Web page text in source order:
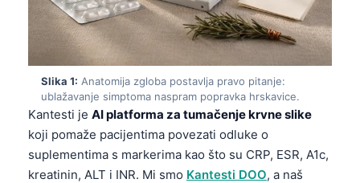
Slika 1: Anatomija zgloba postavlja pravo pitanje:
ublažavanje simptoma naspram popravka hrskavice.
Kantesti je AI platforma za tumačenje krvne slike
koji pomaže pacijentima povezati odluke o
suplementima s markerima kao što su CRP, ESR, A1c,
kreatinin, ALT i INR. Mi smo Kantesti DOO, a naš